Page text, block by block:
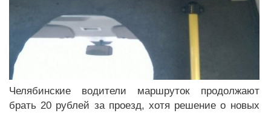
Челябинские водители маршруток продолжают
брать 20 рублей за проезд, хотя решение о новых